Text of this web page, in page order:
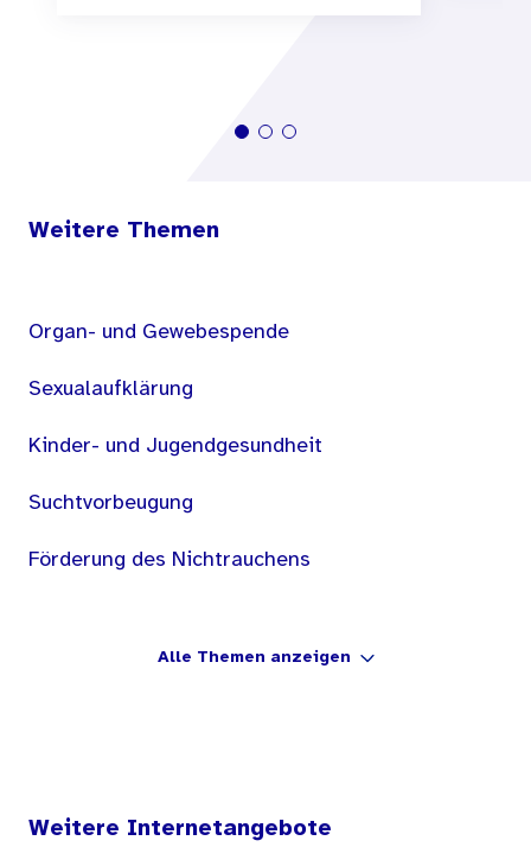
Weitere Themen
Organ- und Gewebespende
Sexualaufklärung
Kinder- und Jugendgesundheit
Suchtvorbeugung
Förderung des Nichtrauchens
Alle Themen anzeigen
Weitere Internetangebote